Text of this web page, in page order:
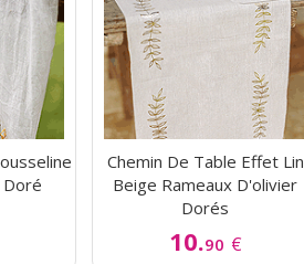
Doré
Chemin De Table Effet Lin
Beige Rameaux D'olivier
Dorés
10.90 €